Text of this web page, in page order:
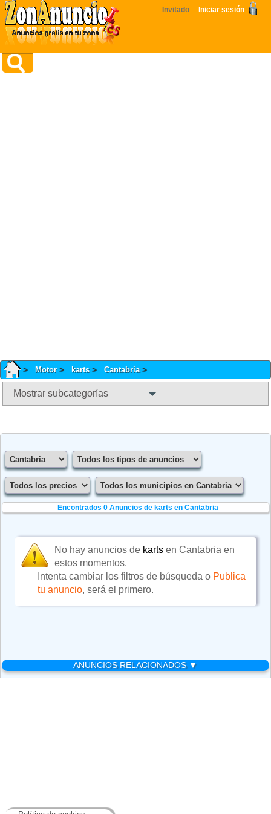
Invitado Iniciar sesión
Motor karts Cantabria
Mostrar subcategorías
Encontrados 0Anuncios de karts en Cantabria
No hay anuncios de karts en Cantabria en
estos momentos.
Intenta cambiar los filtros de búsqueda o Publica
tu anuncio, será el primero.
ANUNCIOS RELACIONADOS ▼